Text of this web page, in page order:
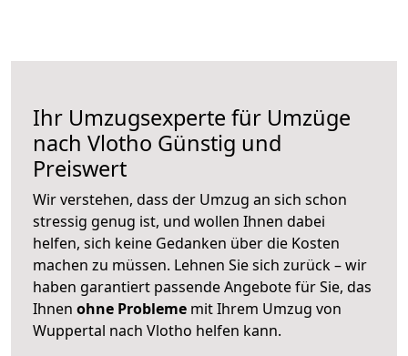
Ihr Umzugsexperte für Umzüge
nach Vlotho Günstig und
Preiswert
Wir verstehen, dass der Umzug an sich schon
stressig genug ist, und wollen Ihnen dabei
helfen, sich keine Gedanken über die Kosten
machen zu müssen. Lehnen Sie sich zurück – wir
haben garantiert passende Angebote für Sie, das
Ihnen ohne Probleme mit Ihrem Umzug von
Wuppertal nach Vlotho helfen kann.